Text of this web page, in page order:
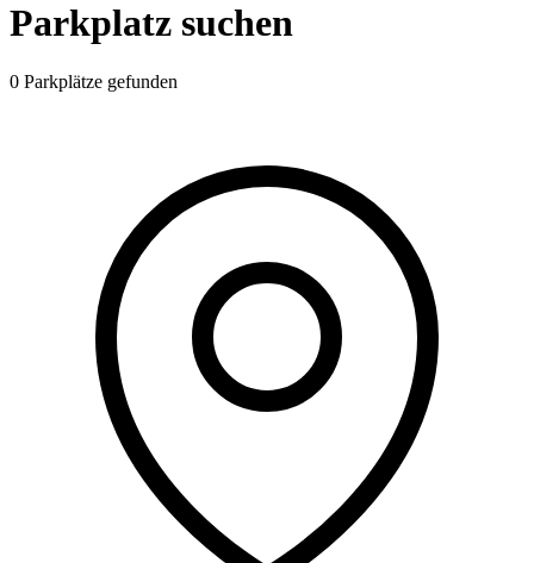
Parkplatz suchen
0 Parkplätze gefunden